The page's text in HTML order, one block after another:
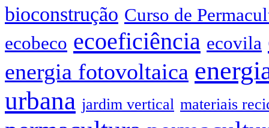
bioconstrução Curso de
ecobeco ecoeficiência ecovila
energia fotovoltaica
urbana jardim vertical materiais